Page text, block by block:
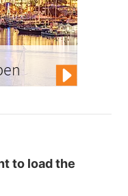
to load the